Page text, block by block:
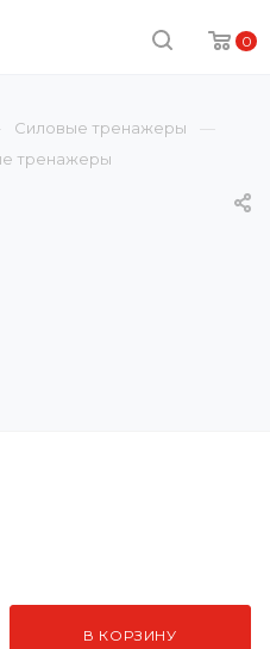
0
Силовые тренажеры
тренажеры
В КОРЗИНУ